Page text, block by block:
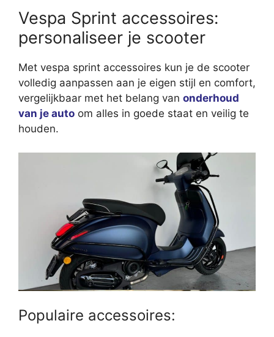
Vespa Sprint accessoires:
personaliseer je scooter
Met vespa sprint accessoires kun je de scooter
volledig aanpassen aan je eigen stijl en comfort,
vergelijkbaar met het belang van onderhoud
van je auto om alles in goede staat en veilig te
houden.
Populaire accessoires: